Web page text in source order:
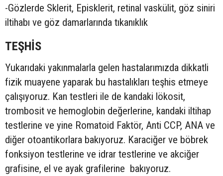
-Gözlerde Sklerit, Episklerit, retinal vaskülit, göz siniri
iltihabı ve göz damarlarında tıkanıklık
TEŞHİS
Yukarıdaki yakınmalarla gelen hastalarımızda dikkatli
fizik muayene yaparak bu hastalıkları teşhis etmeye
çalışıyoruz. Kan testleri ile de kandaki lökosit,
trombosit ve hemoglobin değerlerine, kandaki iltihap
testlerine ve yine Romatoid Faktör, Anti CCP, ANA ve
diğer otoantikorlara bakıyoruz. Karaciğer ve böbrek
fonksiyon testlerine ve idrar testlerine ve akciğer
grafisine, el ve ayak grafilerine bakıyoruz.